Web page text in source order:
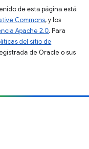
de esta página está
Commons, y los
Apache 2.0. Para
del sitio de
de Oracle o sus